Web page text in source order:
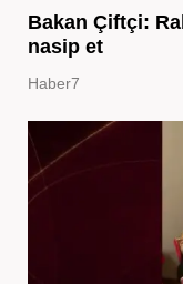
Bakan Çiftçi:
nasip et
Haber7